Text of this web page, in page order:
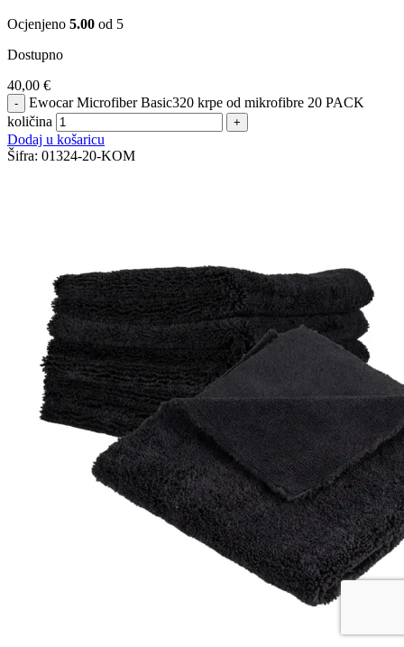
Ocjenjeno 5.00 od 5
Dostupno
40,00 €
Ewocar Microfiber Basic320 krpe od mikrofibre 20 PACK
količina
Dodaj u košaricu
Šifra: 01324-20-KOM